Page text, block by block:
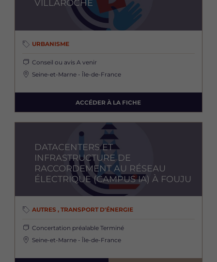
VILLAROCHE
URBANISME
Conseil ou avis A venir
Seine-et-Marne - Île-de-France
ACCÉDER À LA FICHE
DATACENTERS ET
INFRASTRUCTURE DE
RACCORDEMENT AU RÉSEAU
ÉLECTRIQUE (CAMPUS IA) À FOUJU
AUTRES , TRANSPORT D'ÉNERGIE
Concertation préalable Terminé
Seine-et-Marne - Île-de-France